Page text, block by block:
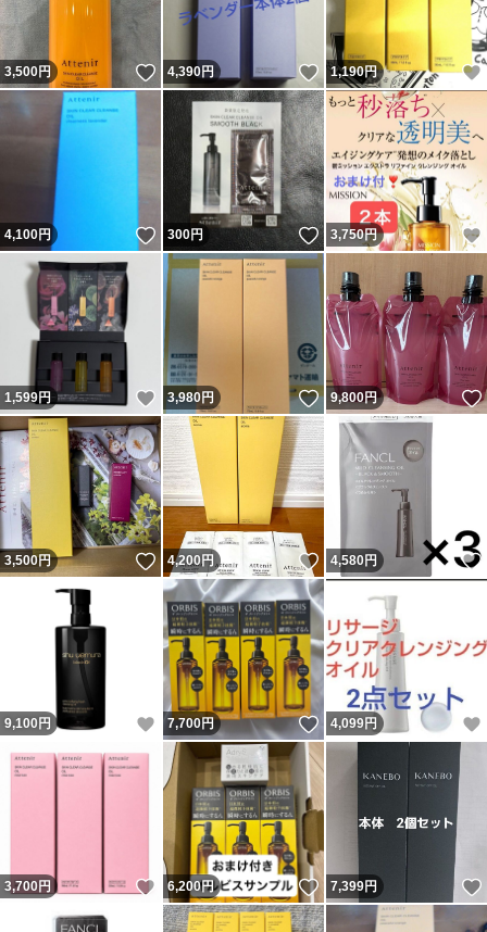
3,500円 いいね！
4,390円 いいね！
1,190円
4,100円 いいね！
300円 いいね！
3,750円
1,599円 いいね！
3,980円 いいね！
9,800円
3,500円 いいね！
4,200円 いいね！
4,580円
9,100 円 いいね！
7,700円 いいね！
4,099円
3,700円 いいね！
6,200円 いいね！
7,399円